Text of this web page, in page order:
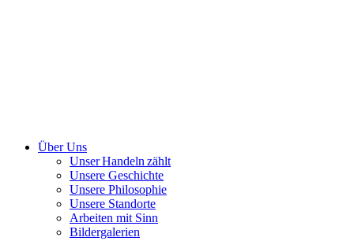
Über Uns
Unser Handeln zählt
Unsere Geschichte
Unsere Philosophie
Unsere Standorte
Arbeiten mit Sinn
Bildergalerien